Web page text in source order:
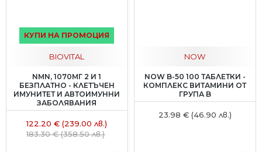
КУПИ НА ПРОМОЦИЯ
BIOVITAL
NMN, 1070МГ 2 И 1
БЕЗПЛАТНО - КЛЕТЪЧЕН
ИМУНИТЕТ И АВТОИМУННИ
ЗАБОЛЯВАНИЯ
122.20 € (239.00 лв.)
183.30 € (358.50 лв.)
NOW
NOW B-50 100 ТАБЛЕТКИ -
КОМПЛЕКС ВИТАМИНИ ОТ
ГРУПА B
23.98 € (46.90 лв.)